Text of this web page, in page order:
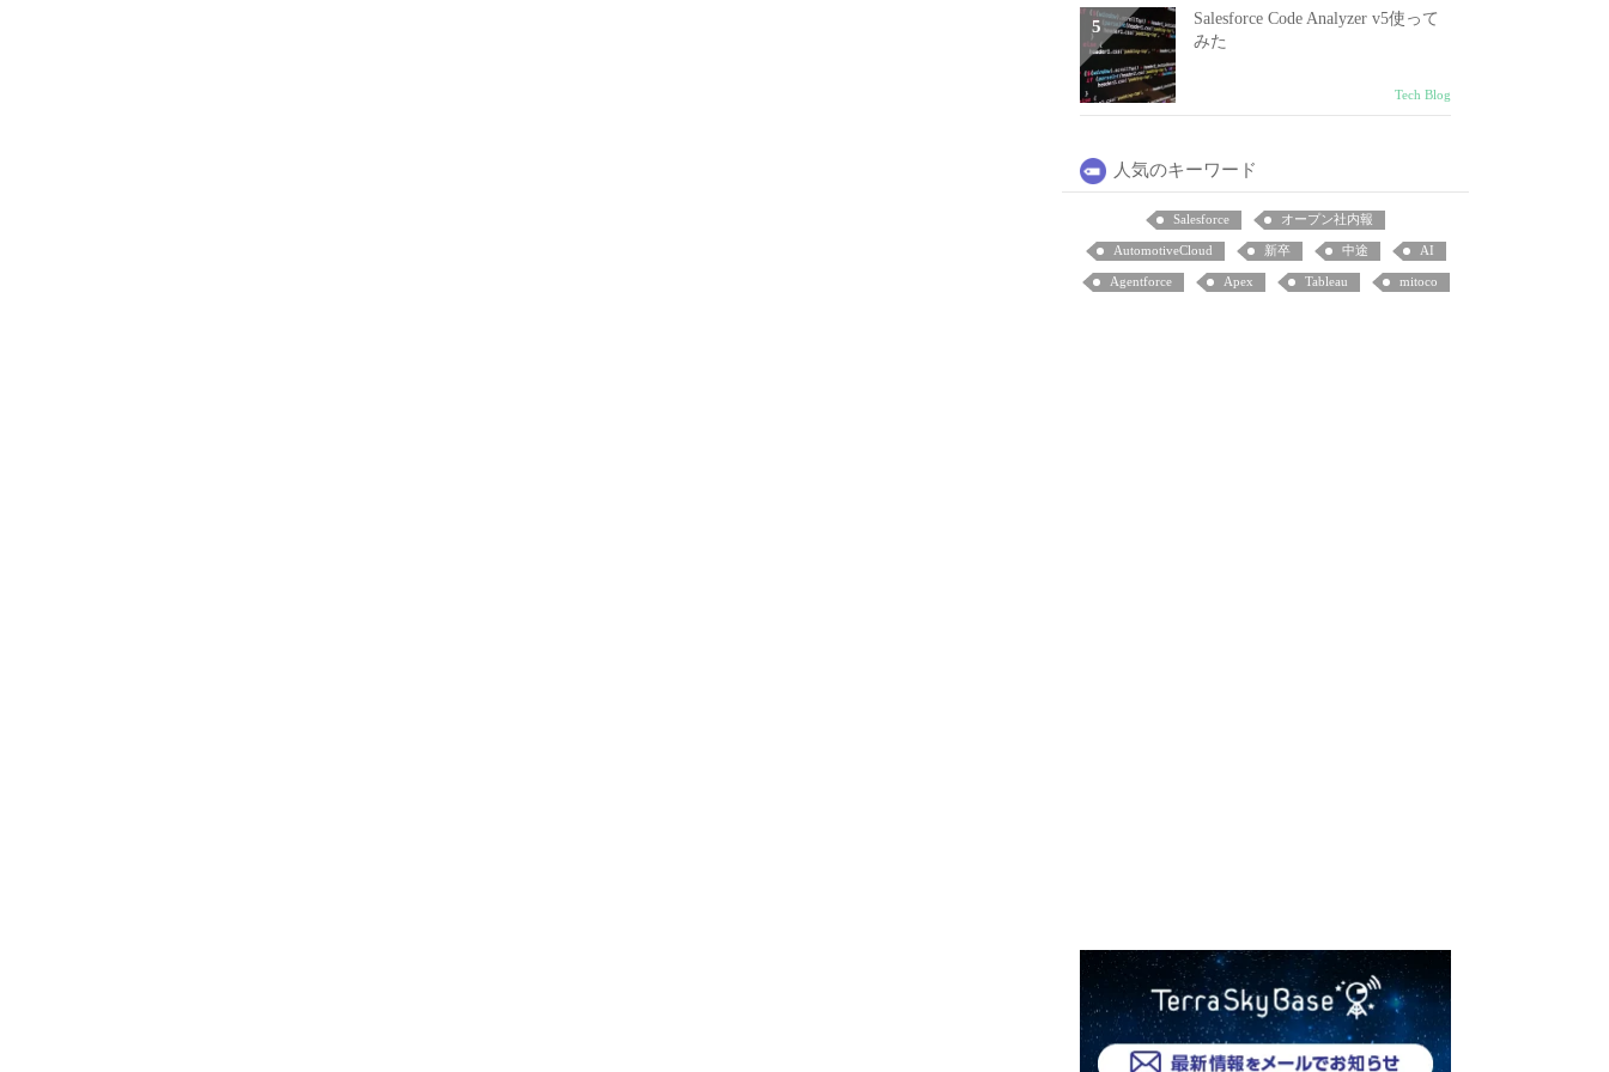
Salesforce Code Analyzer v5使って
みた
Tech Blog
人気のキーワード
Salesforce オープン社内報
AutomotiveCloud 新卒 中途 AI
Agentforce Apex Tableau mitoco